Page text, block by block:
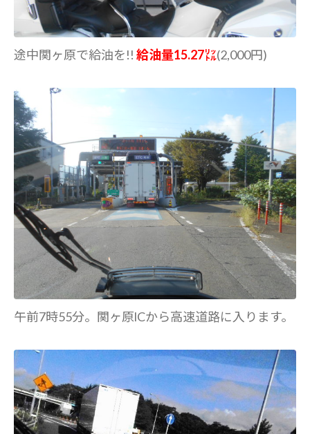
途中関ヶ原で給油を!! 給油量15.27㍑(2,000円)
午前7時55分。関ヶ原lCから高速道路に入ります。